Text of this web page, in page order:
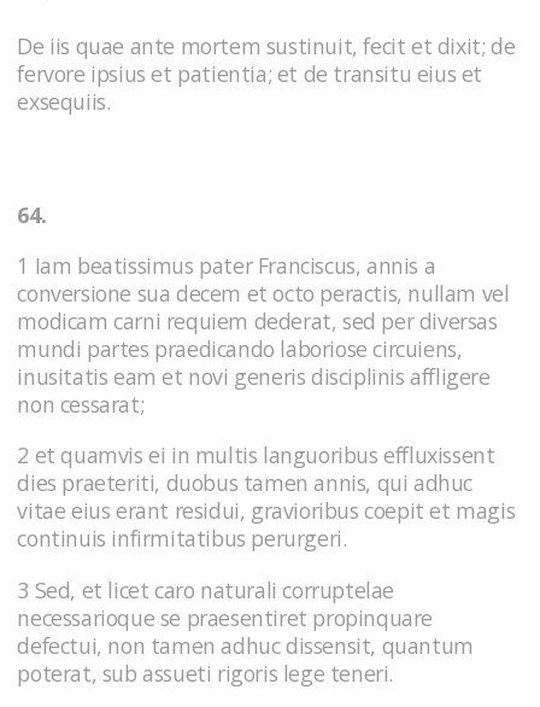
De iis quae ante mortem sustinuit, fecit et dixit; de
fervore ipsius et patientia; et de transitu eius et
exsequiis.
64.
1 Iam beatissimus pater Franciscus, annis a
conversione sua decem et octo peractis, nullam vel
modicam carni requiem dederat, sed per diversas
mundi partes praedicando laboriose circuiens,
inusitatis eam et novi generis disciplinis affligere
non cessarat;
2 et quamvis ei in multis languoribus effluxissent
dies praeteriti, duobus tamen annis, qui adhuc
vitae eius erant residui, gravioribus coepit et magis
continuis infirmitatibus perurgeri.
3 Sed, et licet caro naturali corruptelae
necessarioque se praesentiret propinquare
defectui, non tamen adhuc dissensit, quantum
poterat, sub assueti rigoris lege teneri.